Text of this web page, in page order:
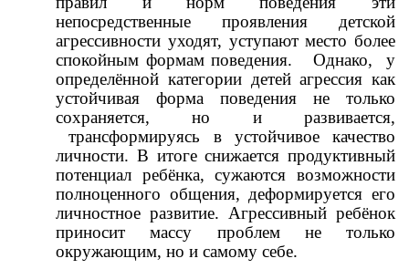
непосредственные проявления детской
агрессивности уходят, уступают место более
спокойным формам поведения. Однако, у
определённой категории детей агрессия как
устойчивая форма поведения не только
сохраняется, но и развивается,
трансформируясь в устойчивое качество
личности. В итоге снижается продуктивный
потенциал ребёнка, сужаются возможности
полноценного общения, деформируется его
личностное развитие. Агрессивный ребёнок
приносит массу проблем не только
окружающим, но и самому себе.